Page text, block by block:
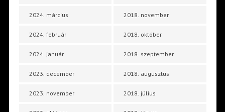
2024. március
2024. február
2024. január
2023. december
2023. november
2018. november
2018. október
2018. szeptember
2018. augusztus
2018. július